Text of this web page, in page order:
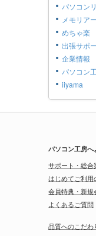
パソコン
メモリア
めちゃ楽
出張サポ
企業情報
パソコン
iiyama
パソコン工房へ
サポート・総合
はじめてご利用
会員特典・新規
よくあるご質問
品質へのこだわ